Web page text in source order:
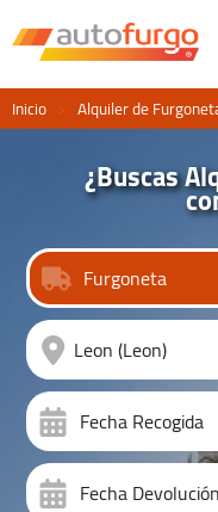
Inicio > Alquiler de
¿Buscas
Furgoneta
Fecha Recogida
Fecha Devolución